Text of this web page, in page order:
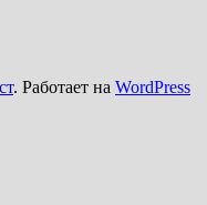
. Работает на WordPress